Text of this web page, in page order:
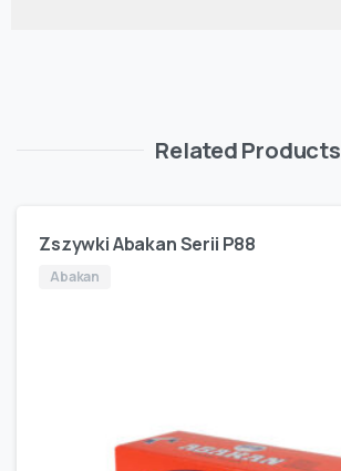
Related Products
Zszywki Abakan Serii P88
Abakan